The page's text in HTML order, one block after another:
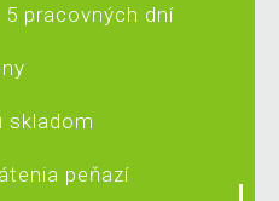
5 pracovných dní
skladom
peňazí